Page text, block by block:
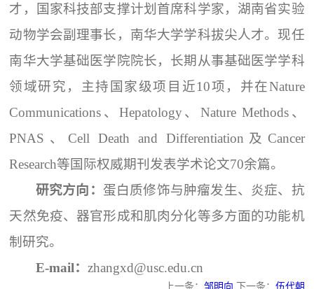
才，国家科技部支撑计划首席科学家，湖南省实验
动物学会副理事长，南华大学学科拔尖人才。现任
南华大学基础医学院院长，长期从事基础医学学科
领域研究，主持国家级项目近10项，并在Nature
Communications、Hepatology、Nature Methods、
PNAS、Cell Death and Differentiation及Cancer
Research等国际权威期刊发表学术论文70余篇。
研究方向： 蛋白质修饰与肿瘤发生、炎症、抗
天然免疫、器官形成和肌肉分化等多方面的功能机
制研究。
E-mail： zhangxd@usc.edu.cn
上一条： 邹明向 下一条： 伍代朝